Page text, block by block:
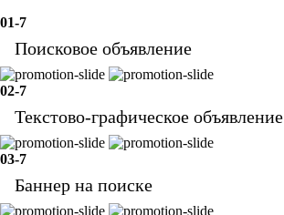
01-7
Поисковое объявление
02-7
Текстово-графическое объявление
03-7
Баннер на поиске